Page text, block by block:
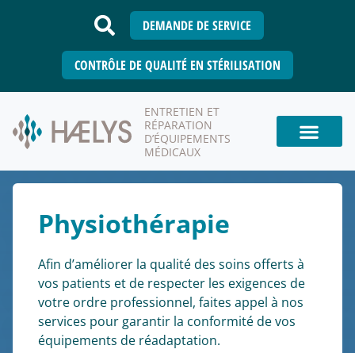
DEMANDE DE SERVICE
CONTRÔLE DE QUALITÉ EN STÉRILISATION
ENTRETIEN ET
RÉPARATION
D’ÉQUIPEMENTS
MÉDICAUX
Physiothérapie
Afin d’améliorer la qualité des soins offerts à
vos patients et de respecter les exigences de
votre ordre professionnel, faites appel à nos
services pour garantir la conformité de vos
équipements de réadaptation.